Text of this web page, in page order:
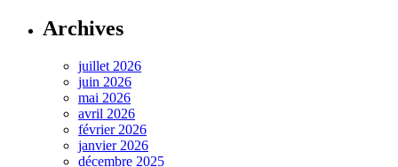
Archives
juillet 2026
juin 2026
mai 2026
avril 2026
février 2026
janvier 2026
décembre 2025